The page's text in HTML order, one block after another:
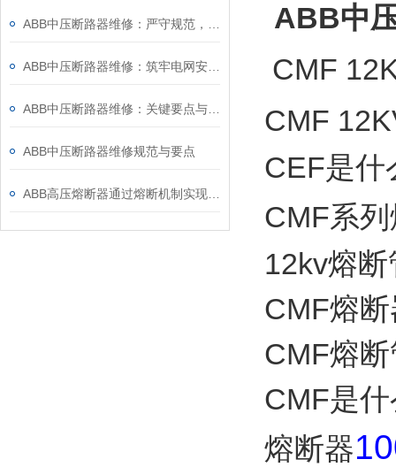
ABB中压断路器维修规范与要点
ABB中
CMF
CMF
CEF是什
CMF系
12kv熔
CMF熔
CMF熔
CMF是
熔断器